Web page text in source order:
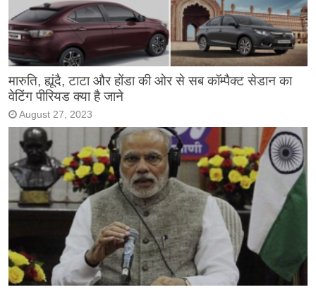
मारुति, ह्यूंदै, टाटा और होंडा की ओर से सब कॉम्पैक्ट सेडान का
वेटिंग पीरियड क्या है जाने
August 27, 2023